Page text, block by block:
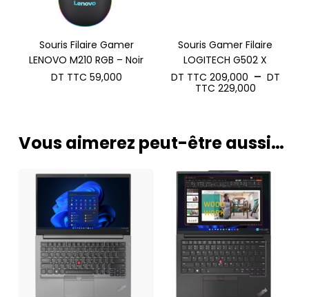
Souris Filaire Gamer
LENOVO M210 RGB – Noir
DT TTC 59,000
Souris Gamer Filaire
LOGITECH G502 X
DT TTC 209,000 – DT
TTC 229,000Plage
TTC
à
DT
Vous aimerez peut-être aussi…